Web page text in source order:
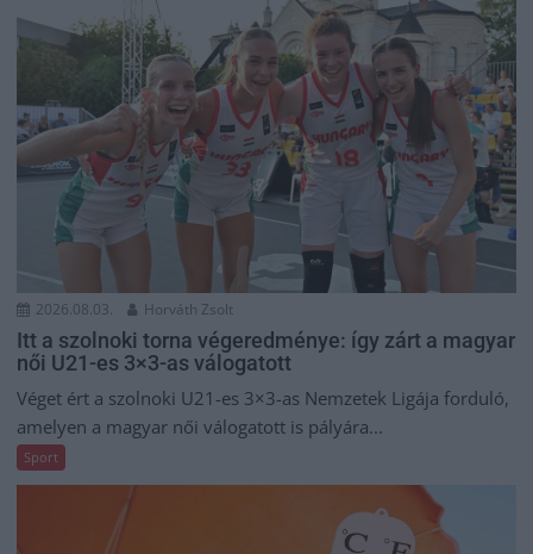
2026.08.03. Horváth Zsolt
Itt a szolnoki torna végeredménye: így zárt a magyar
női U21-es 3×3-as válogatott
Véget ért a szolnoki U21-es 3×3-as Nemzetek Ligája forduló,
amelyen a magyar női válogatott is pályára...
Sport